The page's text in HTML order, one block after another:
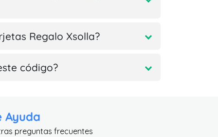
Regalo Xsolla?
código?
Ayuda
preguntas frecuentes